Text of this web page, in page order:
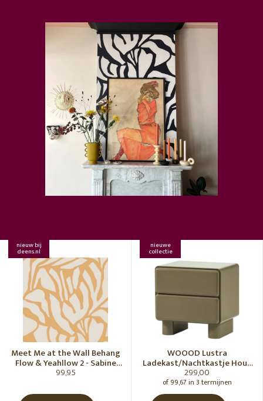
nieuw bij
deens.nl
Meet Me at the Wall Behang
Flow & Yeahllow 2 - Sabine
van Vessem
99,95
nieuwe
collectie
WOOOD Lustra
Ladekast/Nachtkastje Hout
Hoogglans Groen [Fsc]
299,00
of 99,67 in 3 termijnen